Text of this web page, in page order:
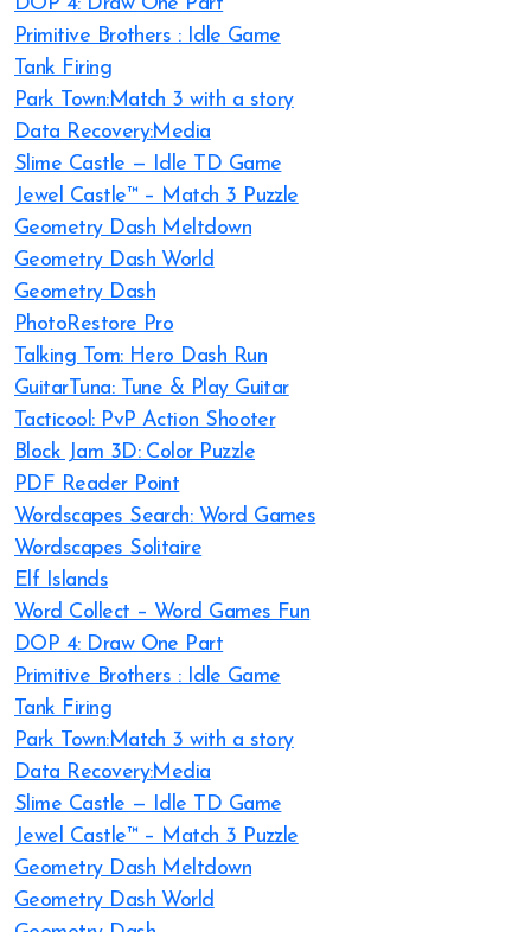
Primitive Brothers : Idle Game
Tank Firing
Park Town:Match 3 with a story
Data Recovery:Media
Slime Castle — Idle TD Game
Jewel Castle™ – Match 3 Puzzle
Geometry Dash Meltdown
Geometry Dash World
Geometry Dash
PhotoRestore Pro
Talking Tom: Hero Dash Run
GuitarTuna: Tune & Play Guitar
Tacticool: PvP Action Shooter
Block Jam 3D: Color Puzzle
PDF Reader Point
Wordscapes Search: Word Games
Wordscapes Solitaire
Elf Islands
Word Collect – Word Games Fun
DOP 4: Draw One Part
Primitive Brothers : Idle Game
Tank Firing
Park Town:Match 3 with a story
Data Recovery:Media
Slime Castle — Idle TD Game
Jewel Castle™ – Match 3 Puzzle
Geometry Dash Meltdown
Geometry Dash World